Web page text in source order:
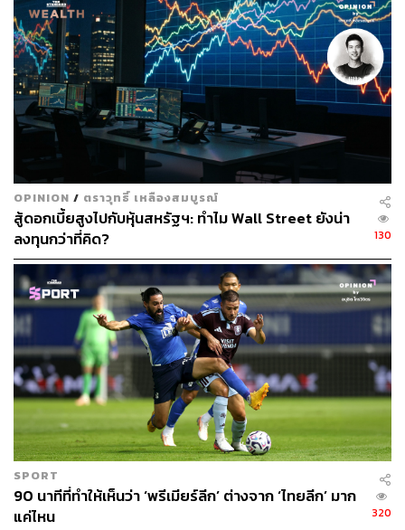
ภายใต้สภาพเศรษฐกิจที่เต็มไปด้วยความไม่แน่นอนเช่นนี้ นัก
ลงทุนที่ยังคงพึ่งพากลยุทธ์การลงทุนแบบเชิงรุกเพียงอย่าง
เดียวจึงต้องเผชิญกับความเสี่ยงจากความไม่แน่นอนของ
เศรษฐกิจและความผันผวนของตลาด กลยุทธ์ Market Neutral
จึงเป็นตัวเลือกที่มีความน่าสนใจมากขึ้น เนื่องจากเป็นกลยุทธ์
ที่มุ่งเน้นไปที่การลดผลกระทบจากทิศทางของตลาดในภาพ
รวม ผ่านการลงทุนในหลักทรัพย์ทั้งฝั่งซื้อ (Long) และขายช
อร์ต (Short) ในสัดส่วนใกล้เคียงกัน โดยมุ่งเน้นการใช้ความ
แตกต่างเชิงคุณภาพระหว่างบริษัทหรือกลุ่มอุตสาหกรรม
เช่น การเลือกถือหุ้นที่คาดว่าจะมีปัจจัยพื้นฐานและแนวโน้ม
ผลประกอบการแข็งแกร่ง และขายชอร์ตหุ้นที่มีปัจจัยพื้นฐาน
อ่อนแอกว่า เพื่อลดผลกระทบจากทิศทางของตลาด และยัง
สามารถสร้างผลตอบแทนได้ทั้งในช่วงตลาดขาขึ้นและขาลง
นอกจากนี้ กลยุทธ์ดังกล่าวยังมีความสัมพันธ์กับผลตอบแทน
ของตลาดโดยรวมต่ำ ทำให้นักลงทุนสามารถใช้เป็นเครื่อง
มือในการกระจายความเสี่ยงได้อย่างมีประสิทธิภาพ นอกจาก
นั้นกลยุทธ์ข้างต้นยังคงมีความน่าสนใจในช่วงที่ตลาดมี
ความผันผวน เนื่องจากผลตอบแทนของกองทุนมีความ
สัมพันธ์กับผลตอบแทนของตลาดที่ต่ำ ทำให้นักลงทุนได้
ประโยชน์ในแง่ของการกระจายความเสี่ยงอีกด้วย
แม้ว่ากลยุทธ์ Market Neutral จะมีข้อดีหลายประการ แต่ก็มี
OPINION / ตราวุทธิ์ เหลืองสมบูรณ์
สู้ดอกเบี้ยสูงไปกับหุ้นสหรัฐฯ: ทำไม Wall Street ยังน่า
ลงทุนกว่าที่คิด?
130
SPORT
90 นาทีที่ทำให้เห็นว่า ‘พรีเมียร์ลีก’ ต่างจาก ‘ไทยลีก’ มาก
แค่ไหน
320